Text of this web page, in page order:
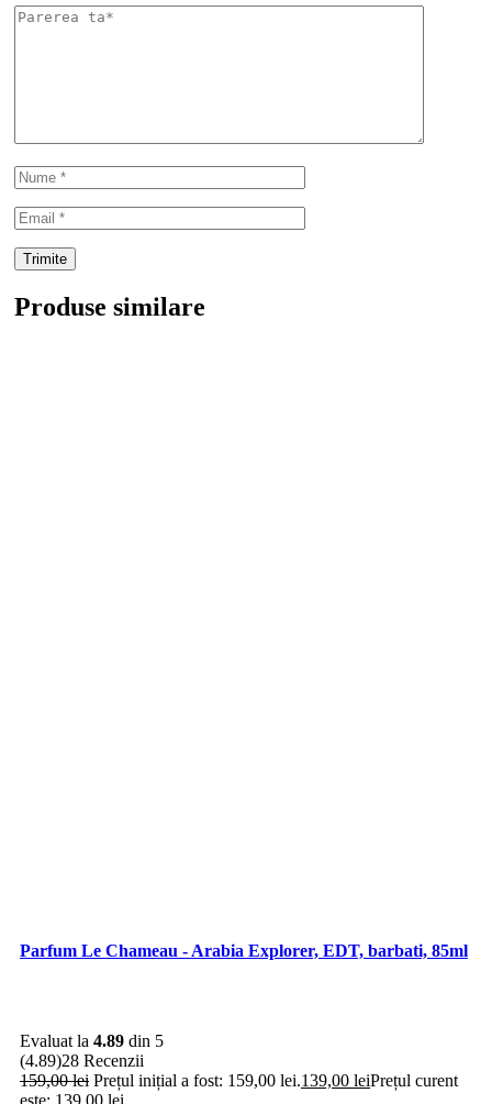
Produse similare
Parfum Le Chameau - Arabia Explorer, EDT, barbati, 85ml
Evaluat la 4.89 din 5
(4.89)28 Recenzii
159,00lei Prețul inițial a fost: 159,00 lei.139,00 leiPrețul curent